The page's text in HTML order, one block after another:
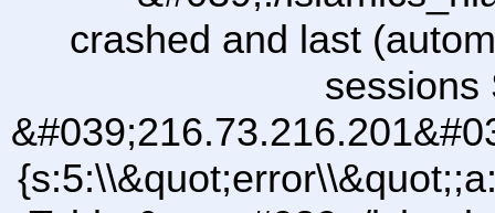
crashed and last
sessions